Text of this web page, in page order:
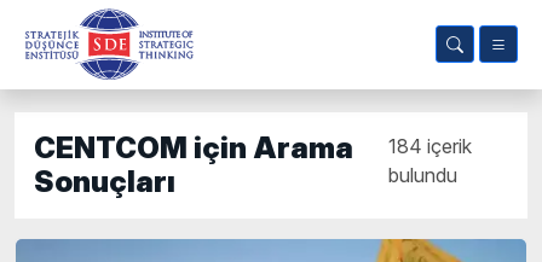
CENTCOM için Arama
Sonuçları
184 içerik
bulundu